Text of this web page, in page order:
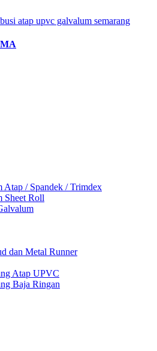
Atap / Spandek / Trimdex
Sheet Roll
dan Metal Runner
Atap UPVC
Baja Ringan